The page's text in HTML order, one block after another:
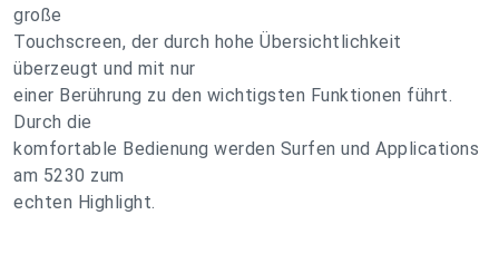
große
Touchscreen, der durch hohe Übersichtlichkeit
überzeugt und mit nur
einer Berührung zu den wichtigsten Funktionen führt.
Durch die
komfortable Bedienung werden Surfen und Applications
am 5230 zum
echten Highlight.